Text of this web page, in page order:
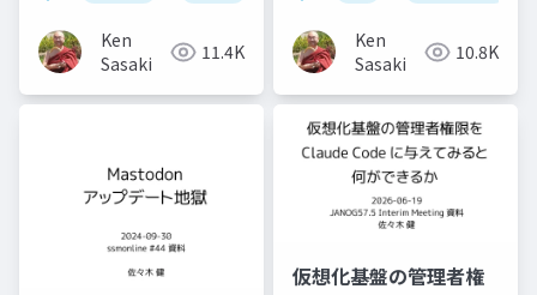
Ken
Sasaki
11.4K
Ken
Sasaki
10.8K
仮想化基盤の管理者権